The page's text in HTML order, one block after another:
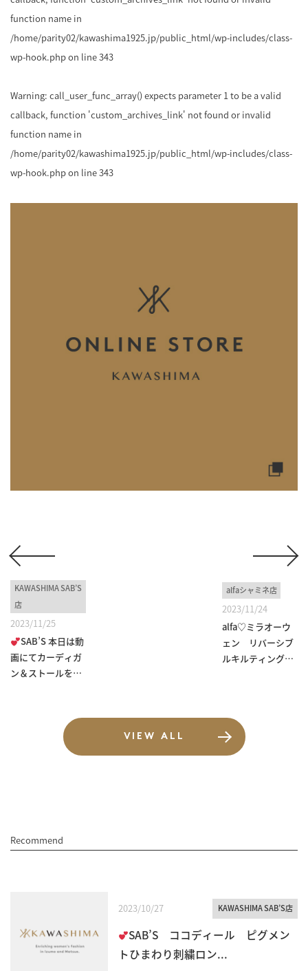
function name in
/home/parity02/kawashima1925.jp/public_html/wp-includes/class-
wp-hook.phpon line343
Warning: call_user_func_array() expects parameter 1 to be a valid
callback, function 'custom_archives_link' not found or invalid
function name in
/home/parity02/kawashima1925.jp/public_html/wp-includes/class-
wp-hook.phpon line343
KAWASHIMA SAB’S
店
2023/11/25
SAB’S 本日は動
画にてカーディガ
ン＆ストールを
alfaシャミネ店
2023/11/24
alfa♡ミラオーウ
ェン リバーシブ
ルキルティングコ
VIEW ALL
Recommend
2023/10/27 KAWASHIMA SAB’S店
SAB’S ココディール ピグメン
トひまわり刺繍ロン...